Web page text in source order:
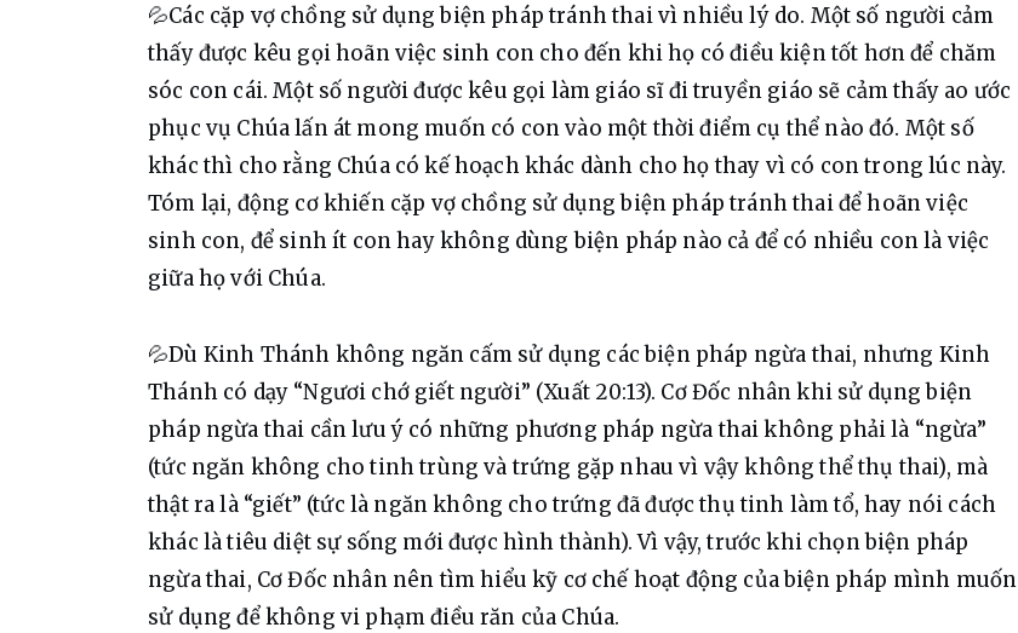
💦Các cặp vợ chồng sử dụng biện pháp tránh thai vì nhiều lý do. Một số người cảm
thấy được kêu gọi hoãn việc sinh con cho đến khi họ có điều kiện tốt hơn để chăm
sóc con cái. Một số người được kêu gọi làm giáo sĩ đi truyền giáo sẽ cảm thấy ao ước
phục vụ Chúa lấn át mong muốn có con vào một thời điểm cụ thể nào đó. Một số
khác thì cho rằng Chúa có kế hoạch khác dành cho họ thay vì có con trong lúc này.
Tóm lại, động cơ khiến cặp vợ chồng sử dụng biện pháp tránh thai để hoãn việc
sinh con, để sinh ít con hay không dùng biện pháp nào cả để có nhiều con là việc
giữa họ với Chúa.
💦Dù Kinh Thánh không ngăn cấm sử dụng các biện pháp ngừa thai, nhưng Kinh
Thánh có dạy “Ngươi chớ giết người” (Xuất 20:13). Cơ Đốc nhân khi sử dụng biện
pháp ngừa thai cần lưu ý có những phương pháp ngừa thai không phải là “ngừa”
(tức ngăn không cho tinh trùng và trứng gặp nhau vì vậy không thể thụ thai), mà
thật ra là “giết” (tức là ngăn không cho trứng đã được thụ tinh làm tổ, hay nói cách
khác là tiêu diệt sự sống mới được hình thành). Vì vậy, trước khi chọn biện pháp
ngừa thai, Cơ Đốc nhân nên tìm hiểu kỹ cơ chế hoạt động của biện pháp mình muốn
sử dụng để không vi phạm điều răn của Chúa.